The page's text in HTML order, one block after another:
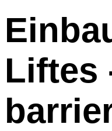
Liftes